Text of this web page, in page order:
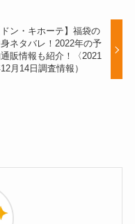
ドン・キホーテ】福袋の
ネタバレ！2022年の予
販情報も紹介！〈2021
月14日調査情報）